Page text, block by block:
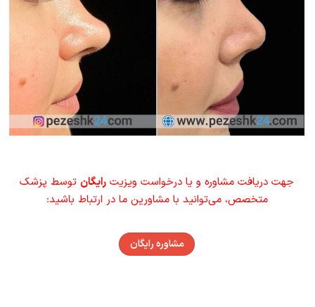
جهت دریافت مشاوره و یا درخواست ویزیت رایگان توسط پزشک
متخصص، می‌توانید با مشاورین ما در ارتباط باشید:
مشاوره رایگان